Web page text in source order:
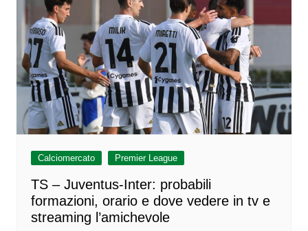
Calciomercato Premier League
TS – Juventus-Inter: probabili
formazioni, orario e dove vedere in tv e
streaming l’amichevole